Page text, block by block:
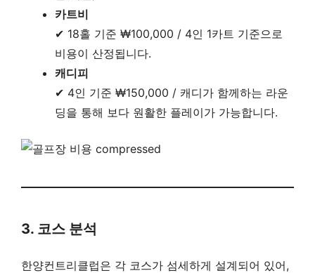
카트비
✔ 18홀 기준 ₩100,000 / 4인 1카트 기준으로
비용이 산정됩니다.
캐디피
✔ 4인 기준 ₩150,000 / 캐디가 함께하는 라운
딩을 통해 보다 원활한 플레이가 가능합니다.
3. 코스 분석
한양컨트리클럽은 각 코스가 섬세하게 설계되어 있어,